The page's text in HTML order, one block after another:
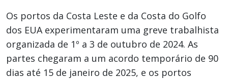
Os portos da Costa Leste e da Costa do Golfo
dos EUA experimentaram uma greve trabalhista
organizada de 1º a 3 de outubro de 2024. As
partes chegaram a um acordo temporário de 90
dias até 15 de janeiro de 2025, e os portos